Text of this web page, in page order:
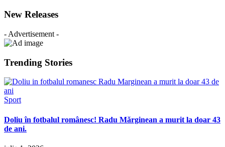
New Releases
- Advertisement -
Trending Stories
Sport
Doliu în fotbalul românesc! Radu Mărginean a murit la doar 43
de ani.